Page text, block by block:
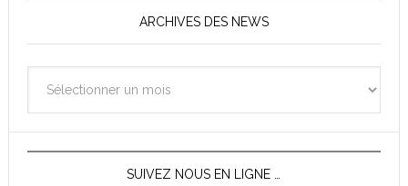
ARCHIVES DES NEWS
des
News
SUIVEZ NOUS EN LIGNE …